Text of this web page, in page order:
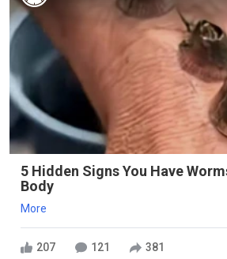
5 Hidden Signs You Have
Body
More
207 121 381